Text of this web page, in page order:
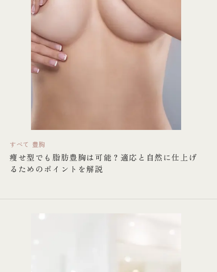
すべて 豊胸
痩せ型でも脂肪豊胸は可能？適応と自然に仕上げ
るためのポイントを解説